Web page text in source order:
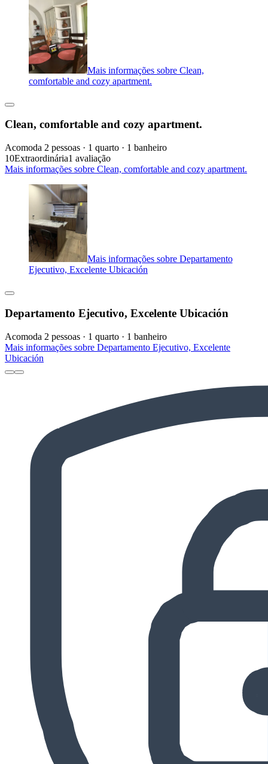
Mais informações sobre Clean,
comfortable and cozy apartment.
Clean, comfortable and cozy apartment.
Acomoda 2 pessoas · 1 quarto · 1 banheiro
10Extraordinária1 avaliação
Mais informações sobre Clean, comfortable and cozy apartment.
Mais informações sobre Departamento
Ejecutivo, Excelente Ubicación
Departamento Ejecutivo, Excelente Ubicación
Acomoda 2 pessoas · 1 quarto · 1 banheiro
Mais informações sobre Departamento Ejecutivo, Excelente
Ubicación